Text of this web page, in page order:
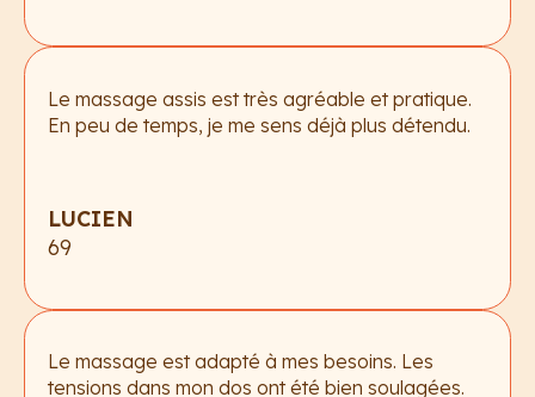
Le massage assis est très agréable et pratique.
En peu de temps, je me sens déjà plus détendu.
LUCIEN
69
Le massage est adapté à mes besoins. Les
tensions dans mon dos ont été bien soulagées.